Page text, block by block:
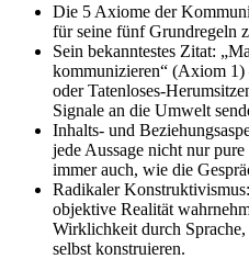
Die 5 Axiome der
für seine fünf Grundregeln
Sein bekanntestes Zitat:
kommunizieren“ (Axiom 1)
oder Tatenloses-
Signale an die Umwelt
Inhalts- und
jede Aussage nicht nur
immer auch, wie die
Radikaler
objektive Realität
Wirklichkeit durch
selbst konstruieren.